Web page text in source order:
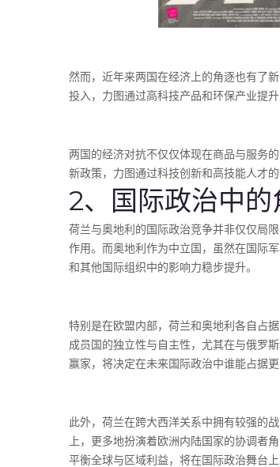
然而，近年来两国在经济上的角逐也有了
投入，力图通过高科技产品和环保产业提
两国的经济对抗不仅仅体现在商品与服务
新政策，力图通过科技创新和高技能人才
2、国际政治中的
荷兰与奥地利的国际政治竞争并非仅仅局
作用。而奥地利作为中立国，虽然在国际
和其他国际组织中的影响力稳步提升。
特别是在欧盟内部，荷兰和奥地利各自占
成员国的独立性与自主性，尤其在与俄罗
赢家，将决定在未来国际政治中谁能占据更
此外，荷兰在跨大西洋关系中拥有较强的
上，更多地扮演着欧洲内陆国家的协调者
平衡全球与区域利益，将在国际政治舞台上